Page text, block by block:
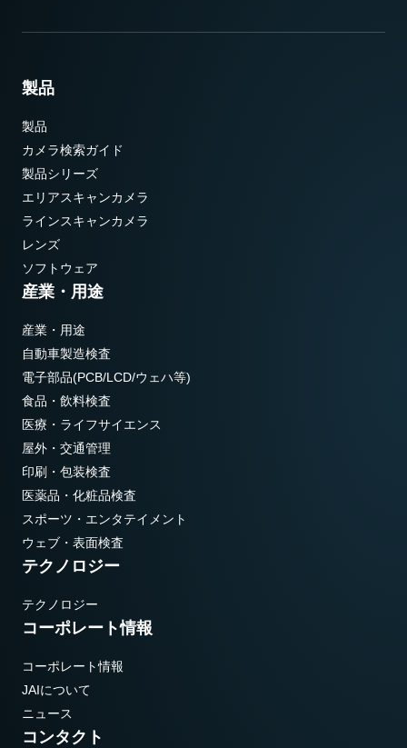
製品
製品
カメラ検索ガイド
製品シリーズ
エリアスキャンカメラ
ラインスキャンカメラ
レンズ
ソフトウェア
産業・用途
産業・用途
自動車製造検査
電子部品(PCB/LCD/ウェハ等)
食品・飲料検査
医療・ライフサイエンス
屋外・交通管理
印刷・包装検査
医薬品・化粧品検査
スポーツ・エンタテイメント
ウェブ・表面検査
テクノロジー
テクノロジー
コーポレート情報
コーポレート情報
JAIについて
ニュース
コンタクト